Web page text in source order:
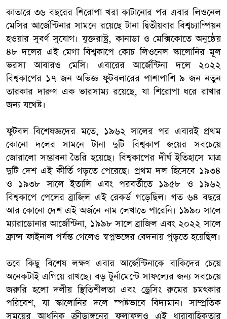
কাতারে ৩৬ বছরের শিরোপা খরা কাটানোর পর এবার লিওনেল
মেসির আর্জেন্টিনার সামনে রয়েছে টানা দ্বিতীয়বার বিশ্বচ্যাম্পিয়ন
হওয়ার সুবর্ণ সুযোগ। যুক্তরাষ্ট্র, কানাডা ও মেক্সিকোতে অনুষ্ঠেয়
৪৮ দলের এই মেগা বিশ্বকাপে কোচ লিওনেল স্কালোনির মূল
ভরসা আবারও মেসি। এবারের আর্জেন্টিনা দলে ২০২২
বিশ্বকাপের ১৭ জন অভিজ্ঞ ফুটবলারের পাশাপাশি ৯ জন নতুন
তারকার দারুণ এক ভারসাম্য রয়েছে, যা শিরোপা ধরে রাখার
জন্য যথেষ্ট।
ফুটবল বিশেষজ্ঞদের মতে, ১৯৬২ সালের পর এবারই প্রথম
কোনো দলের সামনে টানা দুটি বিশ্বকাপ জয়ের সবচেয়ে
জোরালো সম্ভাবনা তৈরি হয়েছে। বিশ্বকাপের দীর্ঘ ইতিহাসে মাত্র
দুটি দেশ এই কীর্তি গড়তে পেরেছে। প্রথম দল হিসেবে ১৯৩৪
ও ১৯৩৮ সালে ইতালি এবং পরবর্তীতে ১৯৫৮ ও ১৯৬২
বিশ্বকাপে পেলের ব্রাজিল এই রেকর্ড গড়েছিল। গত ৬৪ বছরে
আর কোনো দেশ এই অর্জনে নাম লেখাতে পারেনি। ১৯৯০ সালে
ম্যারাডোনার আর্জেন্টিনা, ১৯৯৮ সালে ব্রাজিল এবং ২০২২ সালে
ফ্রান্স ফাইনাল পর্যন্ত গেলেও স্বপ্নভঙ্গের বেদনায় পুড়তে হয়েছিল।
তবে কিছু বিশেষ লক্ষণ এবার আর্জেন্টিনাকে বাকিদের চেয়ে
অনেকটাই এগিয়ে রাখছে। বড় টুর্নামেন্টে সাফল্যের জন্য সবচেয়ে
জরুরি হলো দলীয় স্থিতিশীলতা এবং ড্রেসিং রুমের চমৎকার
পরিবেশ, যা স্কালোনির দলে স্পষ্টভাবে বিদ্যমান। সাম্প্রতিক
সময়ের আধুনিক ক্রীড়াঙ্গনের ফলাফলও এই ধারাবাহিকতার